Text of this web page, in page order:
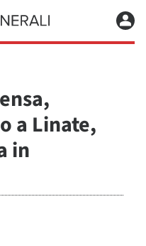
a Linate,
in